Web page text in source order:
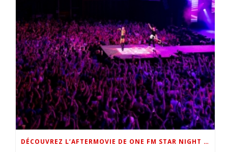
DÉCOUVREZ L’AFTERMOVIE DE ONE FM STAR NIGHT 2022 !